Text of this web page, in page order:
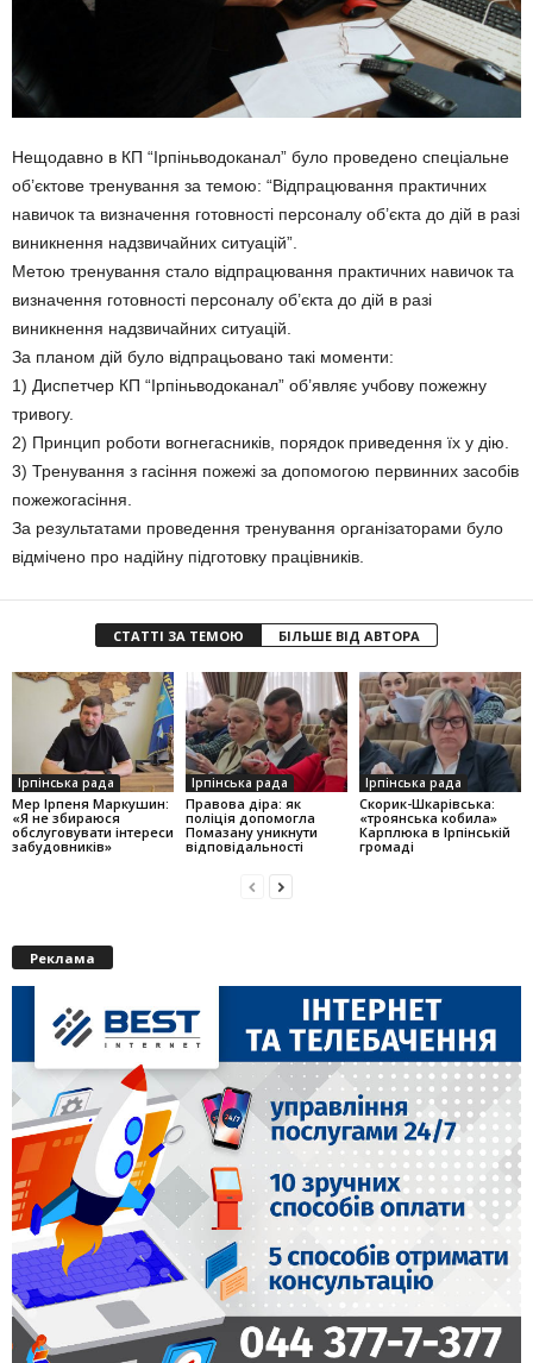
Нещодавно в КП “Ірпіньводоканал” було проведено спеціальне
об’єктове тренування за темою: “Відпрацювання практичних
навичок та визначення готовності персоналу об’єкта до дій в разі
виникнення надзвичайних ситуацій”.
Метою тренування стало відпрацювання практичних навичок та
визначення готовності персоналу об’єкта до дій в разі
виникнення надзвичайних ситуацій.
За планом дій було відпрацьовано такі моменти:
1) Диспетчер КП “Ірпіньводоканал” об’являє учбову пожежну
тривогу.
2) Принцип роботи вогнегасників, порядок приведення їх у дію.
3) Тренування з гасіння пожежі за допомогою первинних засобів
пожежогасіння.
За результатами проведення тренування організаторами було
відмічено про надійну підготовку працівників.
СТАТТІ ЗА ТЕМОЮ БІЛЬШЕ ВІД АВТОРА
Ірпінська рада
Мер Ірпеня Маркушин:
«Я не збираюся
обслуговувати інтереси
забудовників»
Ірпінська рада
Правова діра: як
поліція допомогла
Помазану уникнути
відповідальності
Ірпінська рада
Скорик-Шкарівська:
«троянська кобила»
Карплюка в Ірпінській
громаді
Реклама